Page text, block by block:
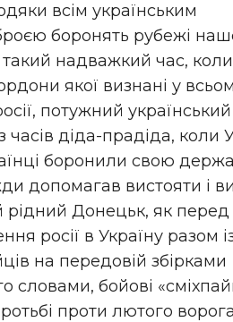
всім українським
боронять рубежі
надважкий час,
якої визнані у
потужний
часів діда-прадіда, коли
боронили свою
допомагав вистояти і
рідний Донецьк, як перед
росії в Україну разом
на передовій збірками
словами, бойові
проти лютого